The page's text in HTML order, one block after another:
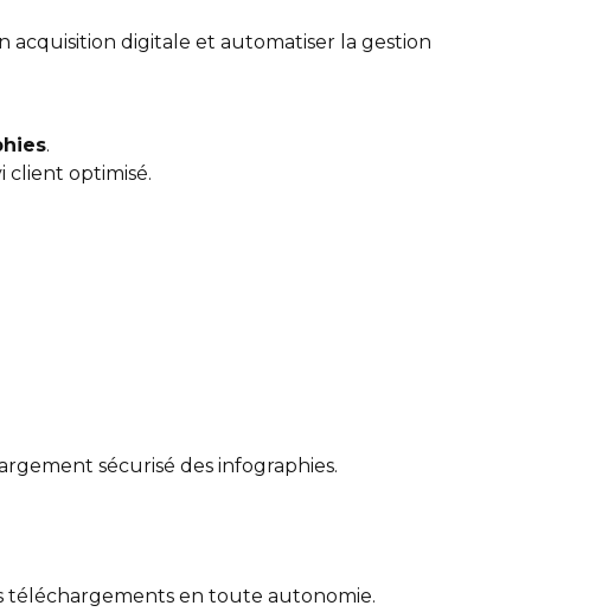
acquisition digitale et automatiser la gestion
.
client optimisé.
sécurisé des infographies.
en toute autonomie.